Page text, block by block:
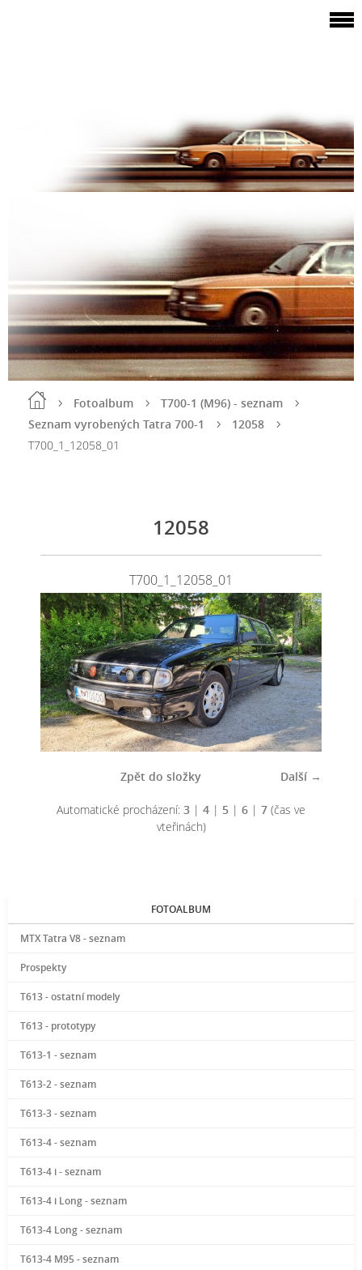
Fotoalbum
T700-1 (M96) - seznam
Seznam vyrobených Tatra 700-1
12058
T700_1_12058_01
12058
T700_1_12058_01
Další →
Zpět do složky
Automatické procházení: 3 | 4 | 5 | 6 | 7 (čas ve
vteřinách)
FOTOALBUM
MTX Tatra V8 - seznam
Prospekty
T613 - ostatní modely
T613 - prototypy
T613-1 - seznam
T613-2 - seznam
T613-3 - seznam
T613-4 - seznam
T613-4 i - seznam
T613-4 i Long - seznam
T613-4 Long - seznam
T613-4 M95 - seznam